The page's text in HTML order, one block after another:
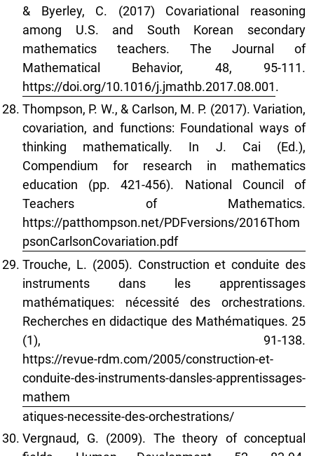
& Byerley, C. (2017) Covariational reasoning
among U.S. and South Korean secondary
mathematics teachers. The Journal of
Mathematical Behavior, 48, 95-111.
https://doi.org/10.1016/j.jmathb.2017.08.001.
Thompson, P. W., & Carlson, M. P. (2017). Variation,
covariation, and functions: Foundational ways of
thinking mathematically. In J. Cai (Ed.),
Compendium for research in mathematics
education (pp. 421-456). National Council of
Teachers of Mathematics.
https://patthompson.net/PDFversions/2016Thom
psonCarlsonCovariation.pdf
Trouche, L. (2005). Construction et conduite des
instruments dans les apprentissages
mathématiques: nécessité des orchestrations.
Recherches en didactique des Mathématiques. 25
(1), 91-138.
https://revue-rdm.com/2005/construction-et-
conduite-des-instruments-dansles-apprentissages-
mathem
atiques-necessite-des-orchestrations/
Vergnaud, G. (2009). The theory of conceptual